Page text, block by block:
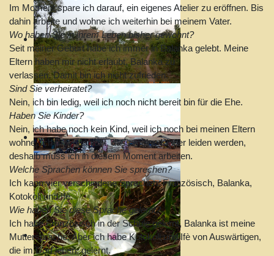
Im Moment spare ich darauf, ein eigenes Atelier zu eröffnen. Bis
dahin arbeite und wohne ich weiterhin bei meinem Vater.
Wo haben Sie in ihrem Leben bisher gewohnt?
Seit meiner Geburt habe ich immer in Balanka gelebt. Meine
Eltern haben mir nicht erlaubt, Balanka zu
verlassen. Damit bin ich nicht zufrieden.
Sind Sie verheiratet?
Nein, ich bin ledig, weil ich noch nicht bereit bin für die Ehe.
Haben Sie Kinder?
Nein, ich habe noch kein Kind, weil ich noch bei meinen Eltern
wohne. Ich möchte nicht, dass meine Kinder leiden werden,
deshalb muss ich in diesem Moment arbeiten.
Welche Sprachen können Sie sprechen?
Ich kann vier verschiedene Sprachen: Französisch, Balanka,
Kotokoli und Ifè.
Wie haben Sie diese Sprache gelernt?
Ich habe Französisch in der Schule gelernt, Balanka ist meine
Muttersprache. Aber ich habe Kotokoli und Ifè von Auswärtigen,
die im Dorf leben, gelernt.